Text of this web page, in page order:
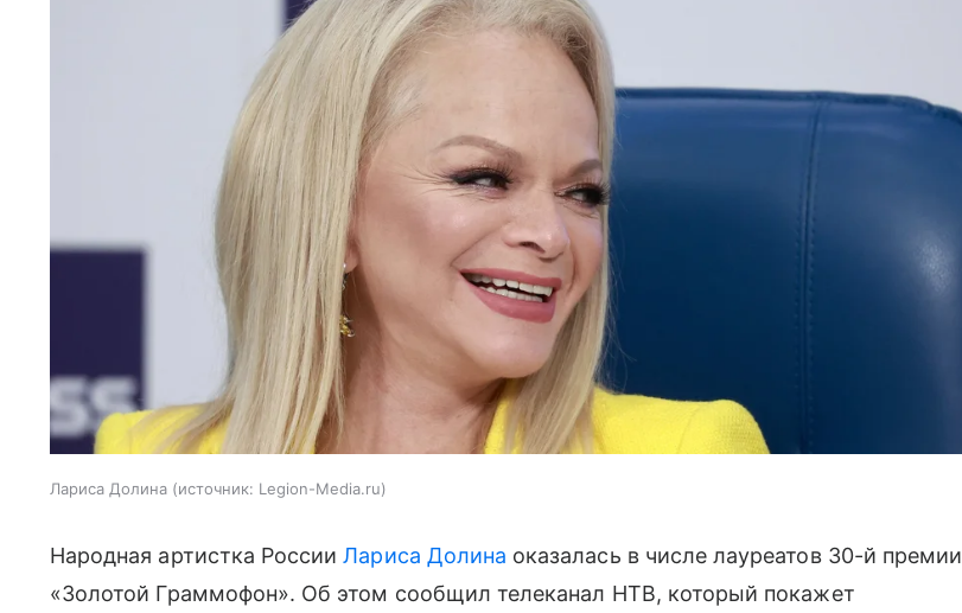
Лариса Долина источник: Legion-Media.ru
Народная артистка РоссииЛариса Долина оказалась в числе лауреатов 30-й премии
«Золотой Граммофон». Об этом сообщил телеканал НТВ, который покажет